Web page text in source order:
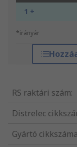
1 +
*irányár
RS raktári szám:
Distrelec
Gyártó cikkszáma